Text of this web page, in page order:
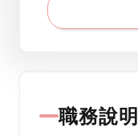
職務說明